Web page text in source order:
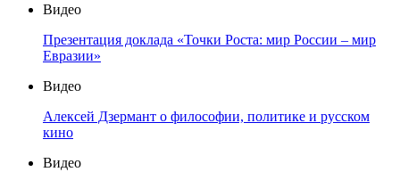
Видео
Презентация доклада «Точки Роста: мир России – мир
Евразии»
Видео
Алексей Дзермант о философии, политике и русском
кино
Видео